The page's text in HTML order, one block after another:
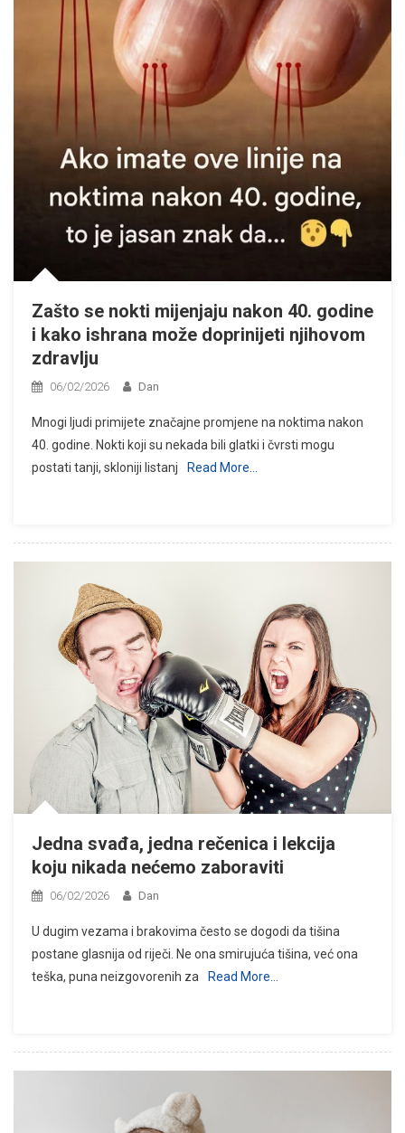
Zašto se nokti mijenjaju nakon 40. godine
i kako ishrana može doprinijeti njihovom
zdravlju
06/02/2026 Dan
Mnogi ljudi primijete značajne promjene na noktima nakon
40. godine. Nokti koji su nekada bili glatki i čvrsti mogu
postati tanji, skloniji listanj
Read More…
Jedna svađa, jedna rečenica i lekcija
koju nikada nećemo zaboraviti
06/02/2026 Dan
U dugim vezama i brakovima često se dogodi da tišina
postane glasnija od riječi. Ne ona smirujuća tišina, već ona
teška, puna neizgovorenih za
Read More…